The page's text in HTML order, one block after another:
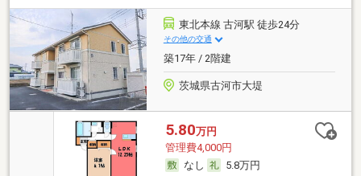
東北本線 古河駅 徒歩24分
その他の交通
築17年 / 2階建
茨城県古河市大堤
5.80万円
管理費4,000円
なし
5.8万円